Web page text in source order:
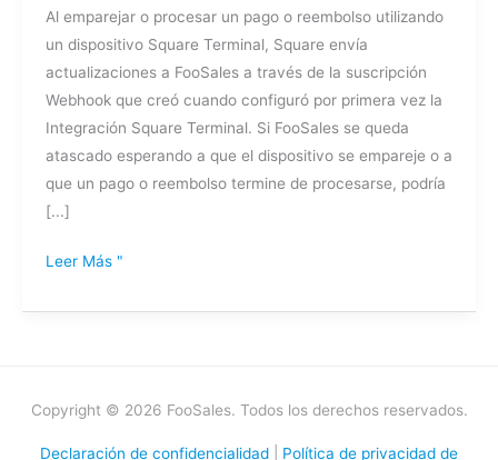
Al emparejar o procesar un pago o reembolso utilizando
un dispositivo Square Terminal, Square envía
actualizaciones a FooSales a través de la suscripción
Webhook que creó cuando configuró por primera vez la
Integración Square Terminal. Si FooSales se queda
atascado esperando a que el dispositivo se empareje o a
que un pago o reembolso termine de procesarse, podría
[...]
bloqueado
en
"Procesando
pago"
o
"Esperando
para
emparejar"
se
Leer Más "
Copyright © 2026 FooSales. Todos los derechos reservados.
Declaración de confidencialidad Política de privacidad de